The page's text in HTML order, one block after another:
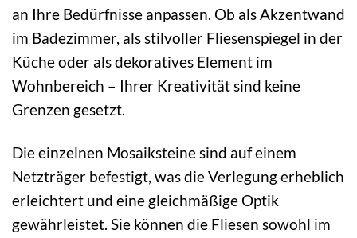
an Ihre Bedürfnisse anpassen. Ob als Akzentwand
im Badezimmer, als stilvoller Fliesenspiegel in der
Küche oder als dekoratives Element im
Wohnbereich – Ihrer Kreativität sind keine
Grenzen gesetzt.
Die einzelnen Mosaiksteine sind auf einem
Netzträger befestigt, was die Verlegung erheblich
erleichtert und eine gleichmäßige Optik
gewährleistet. Sie können die Fliesen sowohl im